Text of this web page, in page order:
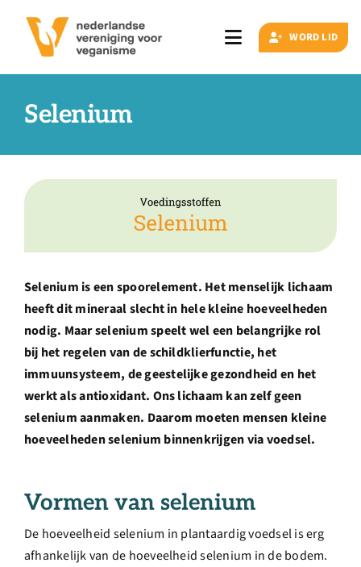
inhoud
Toggle
Navigation
naar:
Veganisme
Doe ook mee
Over ons
Ondernemer
Doneren
WORD LID
Selenium
Selenium is een spoorelement. Het menselijk lichaam
heeft dit mineraal slecht in hele kleine hoeveelheden
nodig. Maar selenium speelt wel een belangrijke rol
bij het regelen van de schildklierfunctie, het
immuunsysteem, de geestelijke gezondheid en het
werkt als antioxidant. Ons lichaam kan zelf geen
selenium aanmaken. Daarom moeten mensen kleine
hoeveelheden selenium binnenkrijgen via voedsel.
Vormen van selenium
De hoeveelheid selenium in plantaardig voedsel is erg
afhankelijk van de hoeveelheid selenium in de bodem.